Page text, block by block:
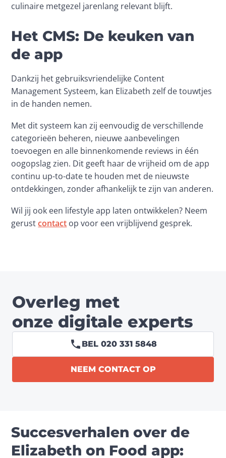
culinaire metgezel jarenlang relevant blijft.
Het CMS: De keuken van
de app
Dankzij het gebruiksvriendelijke Content
Management Systeem, kan Elizabeth zelf de touwtjes
in de handen nemen.
Met dit systeem kan zij eenvoudig de verschillende
categorieën beheren, nieuwe aanbevelingen
toevoegen en alle binnenkomende reviews in één
oogopslag zien. Dit geeft haar de vrijheid om de app
continu up-to-date te houden met de nieuwste
ontdekkingen, zonder afhankelijk te zijn van anderen.
Wil jij ook een lifestyle app laten ontwikkelen? Neem
gerust contact op voor een vrijblijvend gesprek.
Overleg met
onze digitale experts
BEL 020 331 5848
NEEM CONTACT OP
Succesverhalen over de
Elizabeth on Food app: